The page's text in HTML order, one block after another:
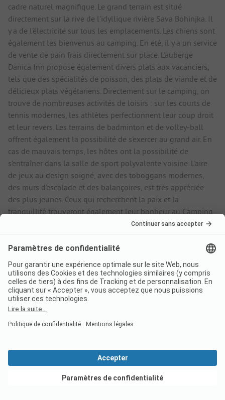
cadre naturel magnifique. Le grand terrain est situé
directement sur la rive de l'idyllique rivière Sava Bohinjka. Il
y a de l'électricité sur tous les emplacements. Les chiens sont
également les bienvenus au camping. En été, il y a un service
de vente de pain frais directement sur place. L'auberge
Danica Inn propose également divers plats aux vacanciers,
tels que des spécialités de poisson, des plats de viande et de
délicieux plats végétariens. Directement sur le camping, on
trouve de nombreuses activités de loisirs : sur les courts de
tennis modernes, les athlètes perfectionnent leur coup droit
et leur revers. Les terrains de badminton et de volley-ball
offrent également la possibilité de s'exercer au grand air. En
cas de mauvais temps, les hôtes ont la possibilité de
s'entraîner dans la salle de sport polyvalente voisine. L'aire
de jeux au design soigné, avec des toboggans modernes,
des murs d'escalade et des balançoires, est très appréciée
des plus jeunes. Ceux qui recherchent la paix et la
tranquillité trouveront également leur bonheur au Camping
Danica. À la réception, vous pouvez réserver un massage
agréable. Le camping est également connu pour son
excellent service à destination des cyclistes. Vous recevrez
des suggestions de visites guidées, des boissons et des
barres de céréales pour sportifs ainsi que des outils pour les
petites réparations sur place.
Questions fréquemment
camping Camp Danica
Voir les offres